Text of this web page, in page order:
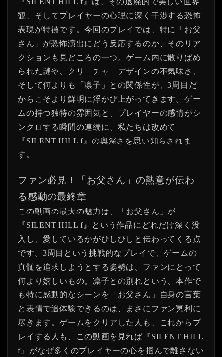
『SILENT HILL f』は、その退廃的で美しい世界
観、そしてプレイヤーの心理に深く干渉する恐怖
表現が特徴です。今回のプレイでは、特に「お父
さん」が恐怖演出にどう反応するのか、そのリア
クションも見どころの一つ。ゲーム内に散りばめ
られた謎や、クリーチャーデザインの不気味さ、
そして何よりも「凛子」との関係性が、3周目だ
からこそより鮮明に浮かび上がってきます。ゲー
ムの持つ独特の雰囲気と、プレイヤーの感情がシ
ンクロする瞬間の連続に、私たちは改めて
『SILENT HILL f』の奥深さを思い知らされま
す。
ファン必見！「お父さん」の熱意が伝わ
る感動の最終章
この動画の最大の魅力は、「お父さん」が
『SILENT HILL f』という作品にどれだけ深く没
入し、愛しているかがひしひしと伝わってくる点
です。3周目という挑戦的なプレイで、ゲームの
真髄を追求しようとする姿勢は、ファンにとって
何より嬉しいもの。凛子との別れという、本作で
も特に感動的なシーンを「お父さん」自身の言葉
と表情で追体験できるのは、まさにファン冥利に
尽きます。ゲームをクリアした人も、これからプ
レイする人も、この動画を見れば『SILENT HILL
f』がなぜ多くのプレイヤーの心を掴んで離さない